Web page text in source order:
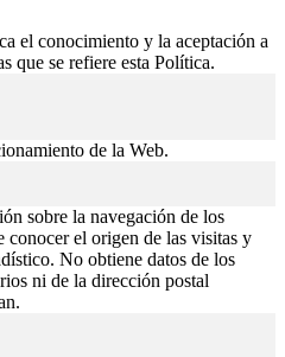
el conocimiento y la aceptación a
que se refiere esta Política.
de la Web.
sobre la navegación de los
el origen de las visitas y
No obtiene datos de los
ni de la dirección postal